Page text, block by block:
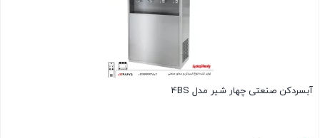
آبسردکن صنعتی چهار شیر مدل 4BS